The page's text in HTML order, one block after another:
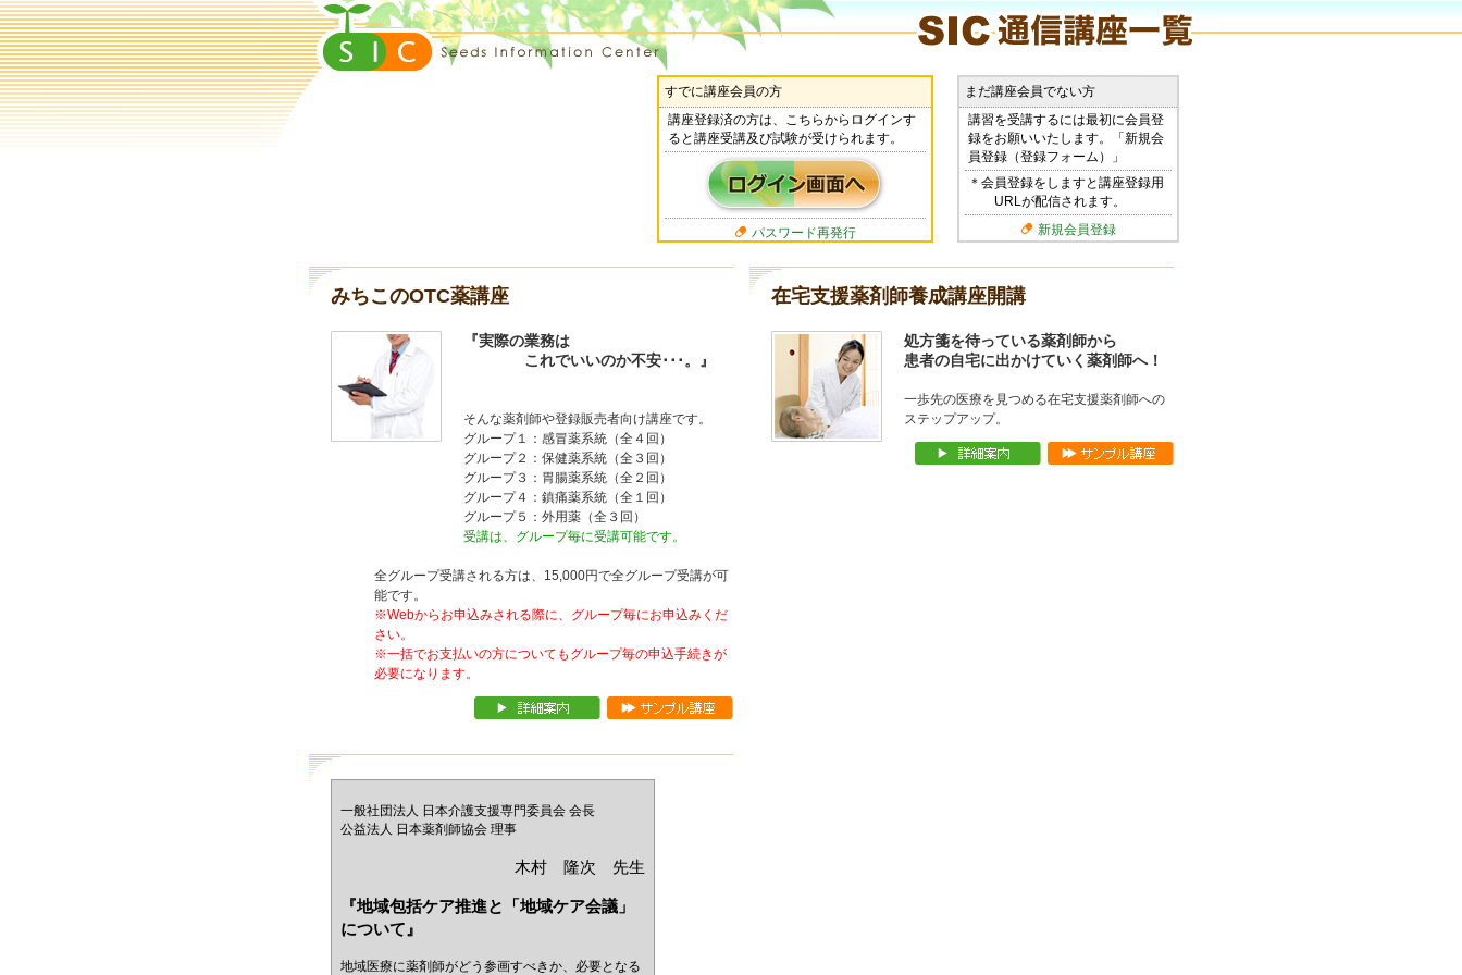
すでに講座会員の方
講座登録済の方は、こちらからログインす
ると講座受講及び試験が受けられます。
パスワード再発行
まだ講座会員でない方
講習を受講するには最初に会員登
録をお願いいたします。「新規会
員登録（登録フォーム）」
＊会員登録をしますと講座登録用
URLが配信されます。
新規会員登録
みちこのOTC薬講座
『実際の業務は
これでいいのか不安･･･。』
そんな薬剤師や登録販売者向け講座です。
グループ１：感冒薬系統（全４回）
グループ２：保健薬系統（全３回）
グループ３：胃腸薬系統（全２回）
グループ４：鎮痛薬系統（全１回）
グループ５：外用薬（全３回）
受講は、グループ毎に受講可能です。
全グループ受講される方は、15,000円で全グループ受講が可
能です。
※Webからお申込みされる際に、グループ毎にお申込みくだ
さい。
※一括でお支払いの方についてもグループ毎の申込手続きが
必要になります。
在宅支援薬剤師養成講座開講
処方箋を待っている薬剤師から
患者の自宅に出かけていく薬剤師へ！
一歩先の医療を見つめる在宅支援薬剤師への
ステップアップ。
一般社団法人 日本介護支援専門委員会 会長
公益法人 日本薬剤師協会 理事
木村 隆次 先生
『地域包括ケア推進と「地域ケア会議」
について』
地域医療に薬剤師がどう参画すべきか、必要となる